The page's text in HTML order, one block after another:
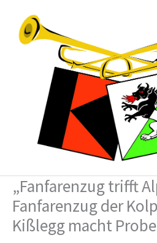
springen
„Fanfarenzug trifft
Fanfarenzug der
Kißlegg macht